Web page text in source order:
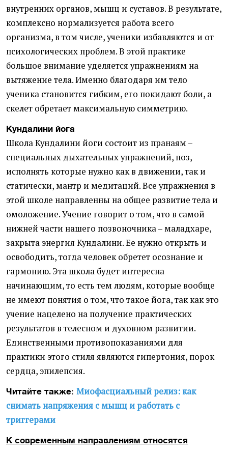
внутренних органов, мышц и суставов. В результате,
комплексно нормализуется работа всего
организма, в том числе, ученики избавляются и от
психологических проблем. В этой практике
большое внимание уделяется упражнениям на
вытяжение тела. Именно благодаря им тело
ученика становится гибким, его покидают боли, а
скелет обретает максимальную симметрию.
Кундалини йога
Школа Кундалини йоги состоит из пранаям –
специальных дыхательных упражнений, поз,
исполнять которые нужно как в движении, так и
статически, мантр и медитаций. Все упражнения в
этой школе направленны на общее развитие тела и
омоложение. Учение говорит о том, что в самой
нижней части нашего позвоночника – маладхаре,
закрыта энергия Кундалини. Ее нужно открыть и
освободить, тогда человек обретет осознание и
гармонию. Эта школа будет интересна
начинающим, то есть тем людям, которые вообще
не имеют понятия о том, что такое йога, так как это
учение нацелено на получение практических
результатов в телесном и духовном развитии.
Единственными противопоказаниями для
практики этого стиля являются гипертония, порок
сердца, эпилепсия.
Читайте также: Миофасциальный релиз: как
снимать напряжения с мышц и работать с
триггерами
К современным направлениям относятся